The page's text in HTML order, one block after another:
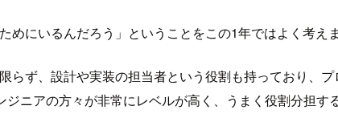
めにいるんだろう」ということをこの1年ではよく考えま
らず、設計や実装の担当者という役割も持っており、
ニアの方々が非常にレベルが高く、うまく役割分担